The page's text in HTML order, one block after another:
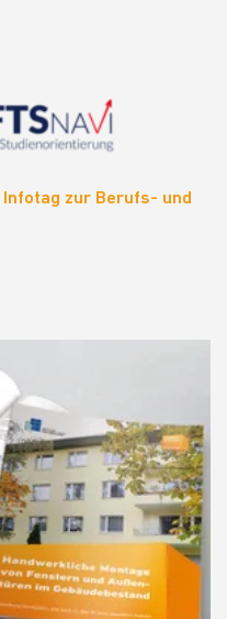
Infotag zur Berufs- und